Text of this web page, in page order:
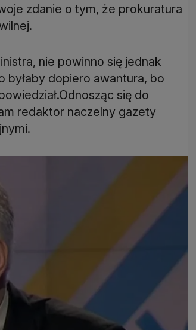
zdanie o tym, że prokuratura
nie powinno się jednak
dopiero awantura, bo
się do
redaktor naczelny gazety